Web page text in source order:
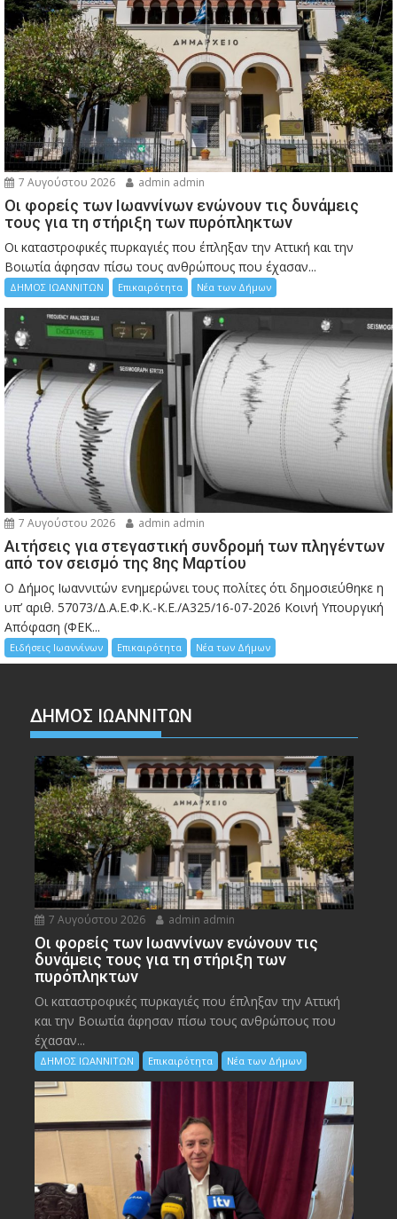
7 Αυγούστου 2026 admin admin
Οι φορείς των Ιωαννίνων ενώνουν τις δυνάμεις
τους για τη στήριξη των πυρόπληκτων
Οι καταστροφικές πυρκαγιές που έπληξαν την Αττική και την
Bοιωτία άφησαν πίσω τους ανθρώπους που έχασαν...
ΔΗΜΟΣ ΙΩΑΝΝΙΤΩΝ Επικαιρότητα Νέα των Δήμων
7 Αυγούστου 2026 admin admin
Αιτήσεις για στεγαστική συνδρομή των πληγέντων
από τον σεισμό της 8ης Μαρτίου
Ο Δήμος Ιωαννιτών ενημερώνει τους πολίτες ότι δημοσιεύθηκε η
υπ’ αριθ. 57073/Δ.Α.Ε.Φ.Κ.-Κ.Ε./Α325/16-07-2026 Κοινή Υπουργική
Απόφαση (ΦΕΚ...
Ειδήσεις Ιωαννίνων Επικαιρότητα Νέα των Δήμων
ΔΗΜΟΣ ΙΩΑΝΝΙΤΩΝ
7 Αυγούστου 2026 admin admin
Οι φορείς των Ιωαννίνων ενώνουν τις
δυνάμεις τους για τη στήριξη των
πυρόπληκτων
Οι καταστροφικές πυρκαγιές που έπληξαν την Αττική
και την Bοιωτία άφησαν πίσω τους ανθρώπους που
έχασαν...
ΔΗΜΟΣ ΙΩΑΝΝΙΤΩΝ Επικαιρότητα Νέα των Δήμων